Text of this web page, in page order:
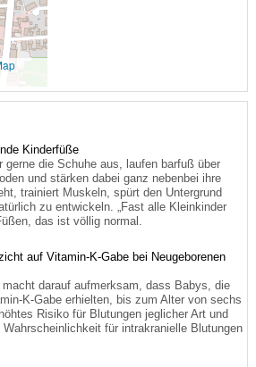
Kinderfüße
gerne die Schuhe aus, laufen barfuß über
und stärken dabei ganz nebenbei ihre
trainiert Muskeln, spürt den Untergrund
zu entwickeln. „Fast alle Kleinkinder
das ist völlig normal.
auf Vitamin-K-Gabe bei Neugeborenen
darauf aufmerksam, dass Babys, die
K-Gabe erhielten, bis zum Alter von sechs
Risiko für Blutungen jeglicher Art und
für intrakranielle Blutungen